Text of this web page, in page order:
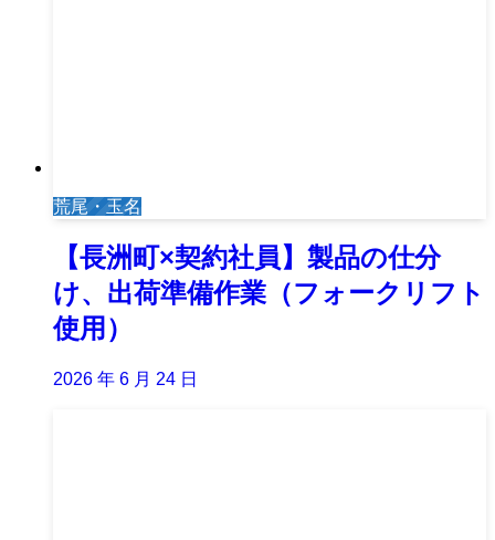
荒尾・玉名
【長洲町×契約社員】製品の仕分
け、出荷準備作業（フォークリフト
使用）
2026 年 6 月 24 日